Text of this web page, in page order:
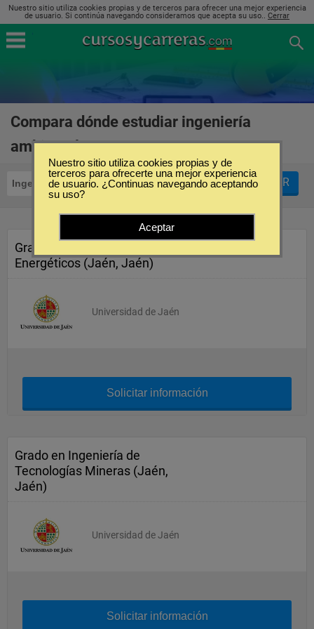
Nuestro sitio utiliza cookies propias y de terceros para ofrecer una mejor experiencia
de usuario. Si continúa navegando consideramos que acepta su uso.. Cerrar
Compara dónde estudiar ingeniería
ambiental en Jaén
Ingeniería Ambiental Jaén FILTRAR
Grado en Ingeniería de Recursos
Energéticos (Jaén, Jaén)
Universidad de Jaén
Solicitar información
Grado en Ingeniería de
Tecnologías Mineras (Jaén,
Jaén)
Universidad de Jaén
Solicitar información
Nuestro sitio utiliza cookies propias y de
terceros para ofrecerte una mejor experiencia
de usuario. ¿Continuas navegando aceptando
su uso?
Aceptar